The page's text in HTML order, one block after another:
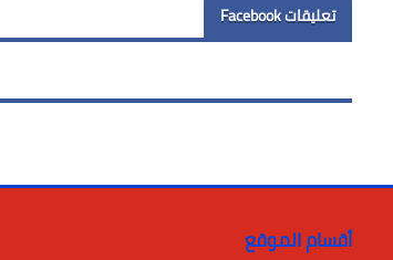
تعليقات Facebook
أقسام الموقع